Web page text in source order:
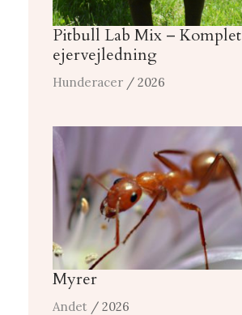
Pitbull Lab Mix – Komplet
ejervejledning
Hunderacer / 2026
Myrer
Andet / 2026